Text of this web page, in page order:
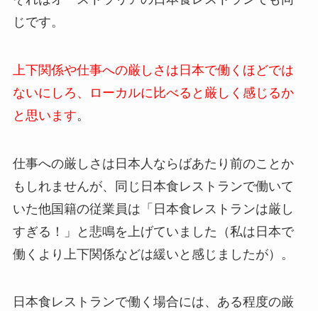
じです。
上下関係や仕事への厳しさは日本で働くほどでは
ないにしろ、ローカルに比べると厳しく感じるか
と思います。
仕事への厳しさは日本人ならばあたり前のことか
もしれませんが、同じ日本食レストランで働いて
いた他国籍の従業員は「日本食レストランは厳し
すぎる！」と悲鳴を上げていました（私は日本で
働くより上下関係などは緩いと感じましたが）。
日本食レストランで働く場合には、ある程度の厳